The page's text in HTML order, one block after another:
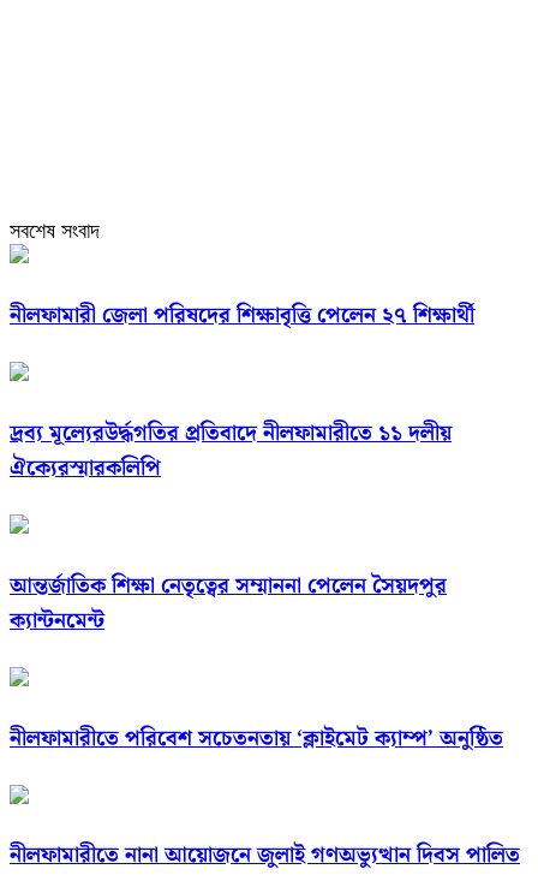
সবশেষ সংবাদ
নীলফামারী জেলা পরিষদের শিক্ষাবৃত্তি পেলেন ২৭ শিক্ষার্থী
দ্রব্য মূল্যেরউর্দ্ধগতির প্রতিবাদে নীলফামারীতে ১১ দলীয়
ঐক্যেরস্মারকলিপি
আন্তর্জাতিক শিক্ষা নেতৃত্বের সম্মাননা পেলেন সৈয়দপুর
ক্যান্টনমেন্ট
নীলফামারীতে পরিবেশ সচেতনতায় ‘ক্লাইমেট ক্যাম্প’ অনুষ্ঠিত
নীলফামারীতে নানা আয়োজনে জুলাই গণঅভ্যুত্থান দিবস পালিত